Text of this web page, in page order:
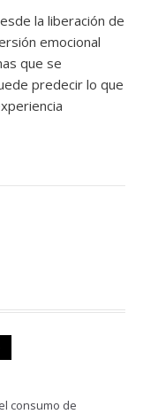
la liberación de
emocional
que se
predecir lo que
consumo de